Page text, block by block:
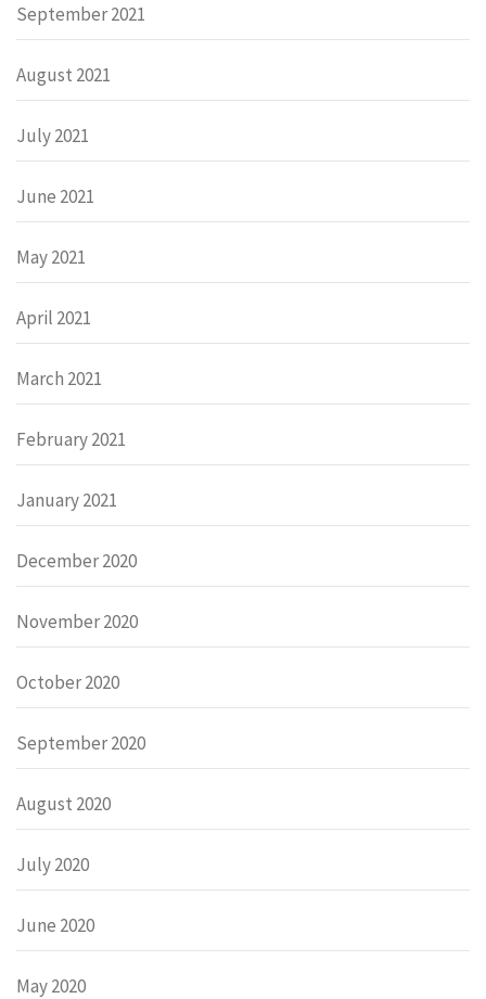
September 2021
August 2021
July 2021
June 2021
May 2021
April 2021
March 2021
February 2021
January 2021
December 2020
November 2020
October 2020
September 2020
August 2020
July 2020
June 2020
May 2020